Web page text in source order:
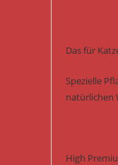
Das für
Spezielle
natürlichen
High